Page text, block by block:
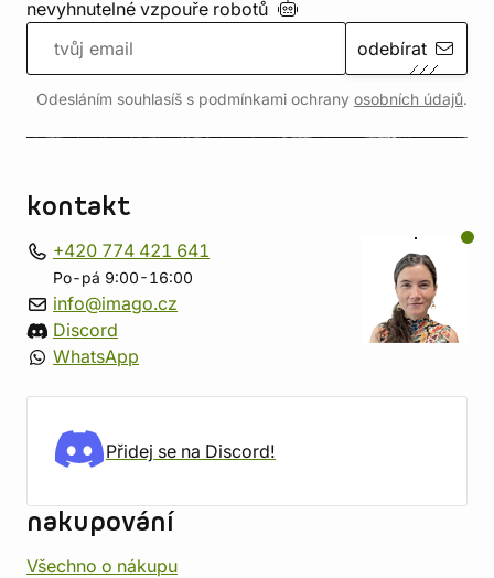
nevyhnutelné vzpouře robotů
odebírat
Odesláním souhlasíš s podmínkami ochrany osobních údajů.
kontakt
+420 774 421 641
Po-pá 9:00-16:00
info@imago.cz
Discord
WhatsApp
Přidej se na Discord!
nakupování
Všechno o nákupu